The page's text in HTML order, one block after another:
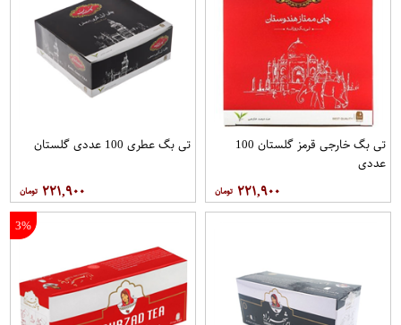
تی بگ خارجی قرمز گلستان 100
عددی
۲۲۱,۹۰۰
تی بگ عطری 100 عددی گلستان
۲۲۱,۹۰۰
3%